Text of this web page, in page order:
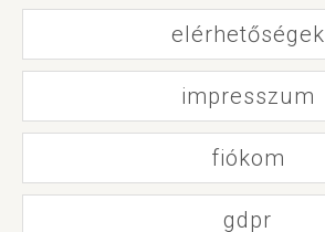
elérhetőségek
impresszum
fiókom
gdpr